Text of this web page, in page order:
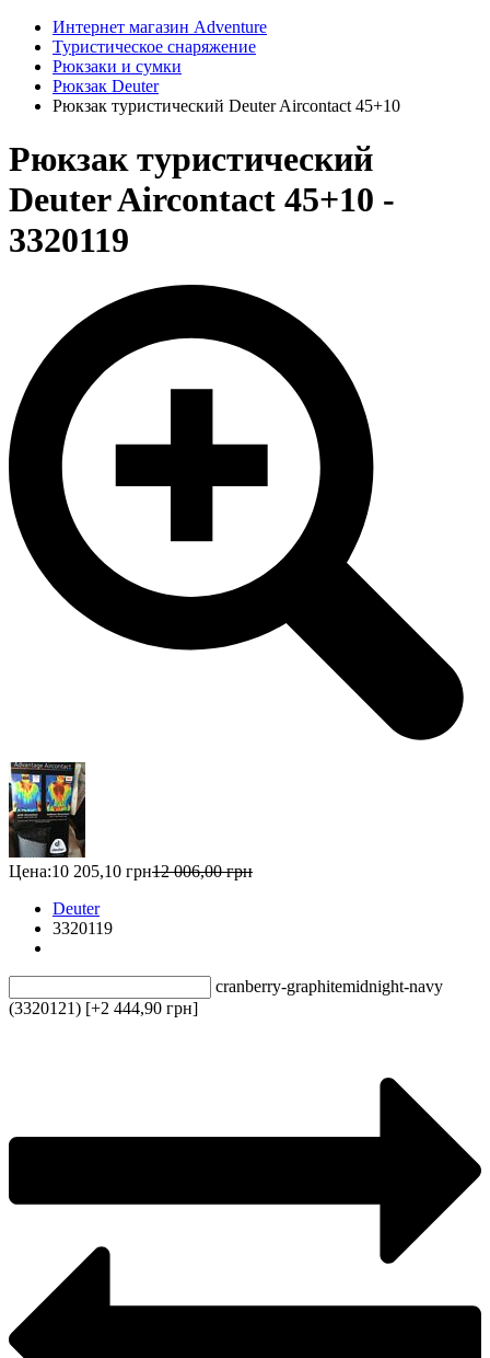
Интернет магазин Adventure
Туристическое снаряжение
Рюкзаки и сумки
Рюкзак Deuter
Рюкзак туристический Deuter Aircontact 45+10
Рюкзак туристический
Deuter Aircontact 45+10 -
3320119
Цена:10 205,10 грн12 006,00 грн
Deuter
3320119
cranberry-graphitemidnight-navy
(3320121) [+2 444,90 грн]